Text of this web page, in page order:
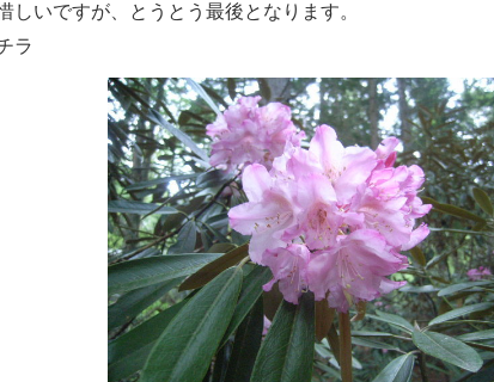
しいですが、とうとう最後となります。
ラ